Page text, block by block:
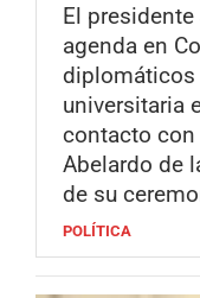
El
agenda en
universitaria
contacto
Abelardo de
de su
POLÍTICA